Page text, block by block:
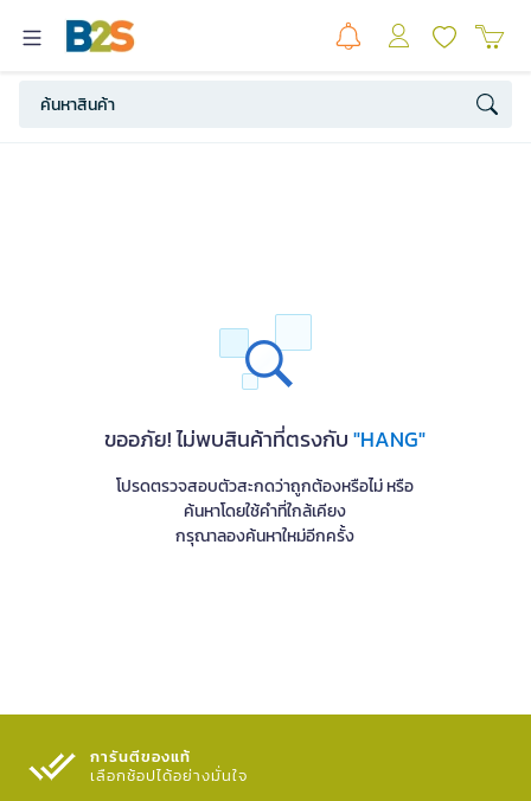
ขออภัย! ไม่พบสินค้าที่ตรงกับ"HANG"
โปรดตรวจสอบตัวสะกดว่าถูกต้องหรือไม่ หรือ
ค้นหาโดยใช้คำที่ใกล้เคียง
กรุณาลองค้นหาใหม่อีกครั้ง
การันตีของแท้
เลือกช้อปได้อย่างมั่นใจ​